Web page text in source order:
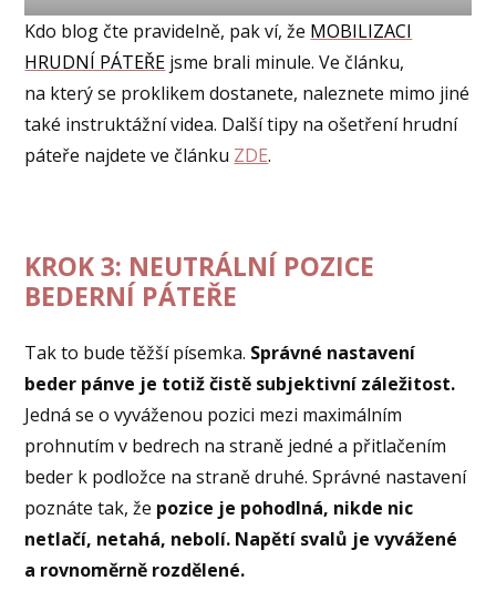
Kdo blog čte pravidelně, pak ví, že MOBILIZACI
HRUDNÍ PÁTEŘE jsme brali minule. Ve článku,
na který se proklikem dostanete, naleznete mimo jiné
také instruktážní videa. Další tipy na ošetření hrudní
páteře najdete ve článku ZDE.
KROK 3: NEUTRÁLNÍ POZICE
BEDERNÍ PÁTEŘE
Tak to bude těžší písemka. Správné nastavení
beder pánve je totiž čistě subjektivní záležitost.
Jedná se o vyváženou pozici mezi maximálním
prohnutím v bedrech na straně jedné a přitlačením
beder k podložce na straně druhé. Správné nastavení
poznáte tak, že pozice je pohodlná, nikde nic
netlačí, netahá, nebolí. Napětí svalů je vyvážené
a rovnoměrně rozdělené.